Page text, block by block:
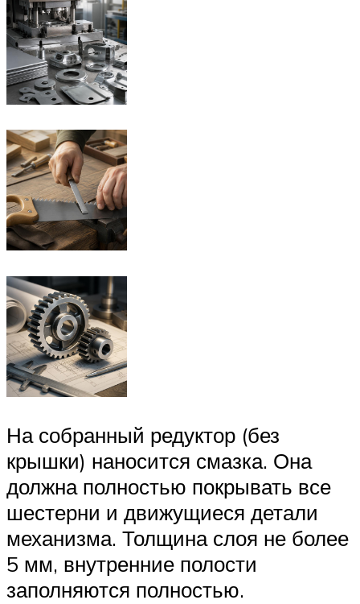
На собранный редуктор (без
крышки) наносится смазка. Она
должна полностью покрывать все
шестерни и движущиеся детали
механизма. Толщина слоя не более
5 мм, внутренние полости
заполняются полностью.